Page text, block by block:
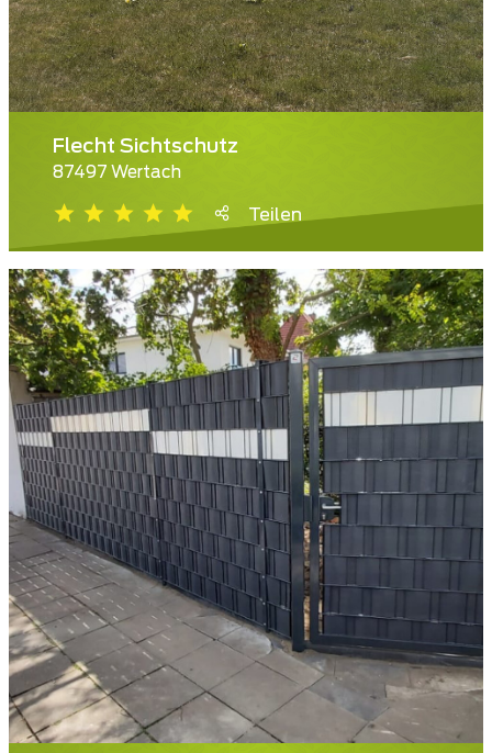
Flecht Sichtschutz
87497 Wertach
Teilen